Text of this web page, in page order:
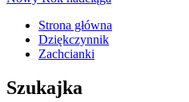
Strona główna
Dziękczynnik
Zachcianki
Szukajka